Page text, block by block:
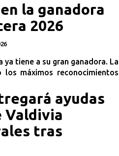
la ganadora
2026
ya tiene a su gran ganadora. La
los máximos reconocimientos
ayudas
Valdivia
tras